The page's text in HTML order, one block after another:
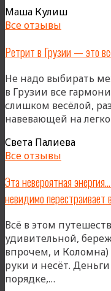
на
Маша Кулиш
Все отзывы
Ретрит в Грузии — это
Не надо выбирать
в Грузии все
слишком весёлой,
навевающей на
Света Палиева
Все отзывы
Эта невероятная
невидимо перестраивает
Всё в этом
удивительной,
впрочем, и Коломна)
руки и несёт.
порядке,…